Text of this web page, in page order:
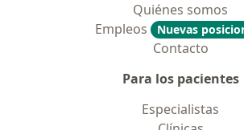
Quiénes somos
Empleos
Nuevas
Contacto
Para los pacientes
Especialistas